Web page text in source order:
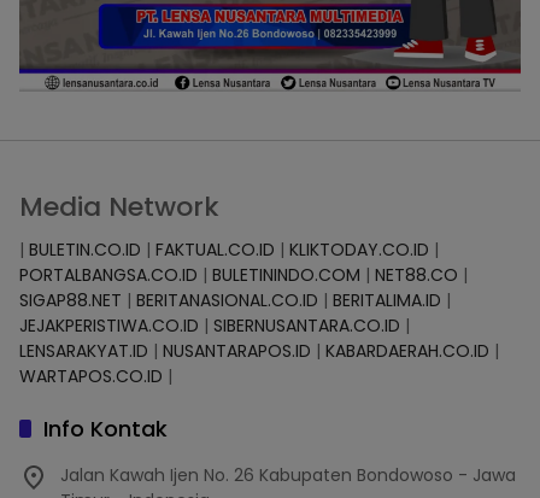
Media Network
| BULETIN.CO.ID | FAKTUAL.CO.ID | KLIKTODAY.CO.ID |
PORTALBANGSA.CO.ID | BULETININDO.COM | NET88.CO |
SIGAP88.NET | BERITANASIONAL.CO.ID | BERITALIMA.ID |
JEJAKPERISTIWA.CO.ID | SIBERNUSANTARA.CO.ID |
LENSARAKYAT.ID | NUSANTARAPOS.ID | KABARDAERAH.CO.ID |
WARTAPOS.CO.ID |
Info Kontak
Jalan Kawah Ijen No. 26 Kabupaten Bondowoso - Jawa